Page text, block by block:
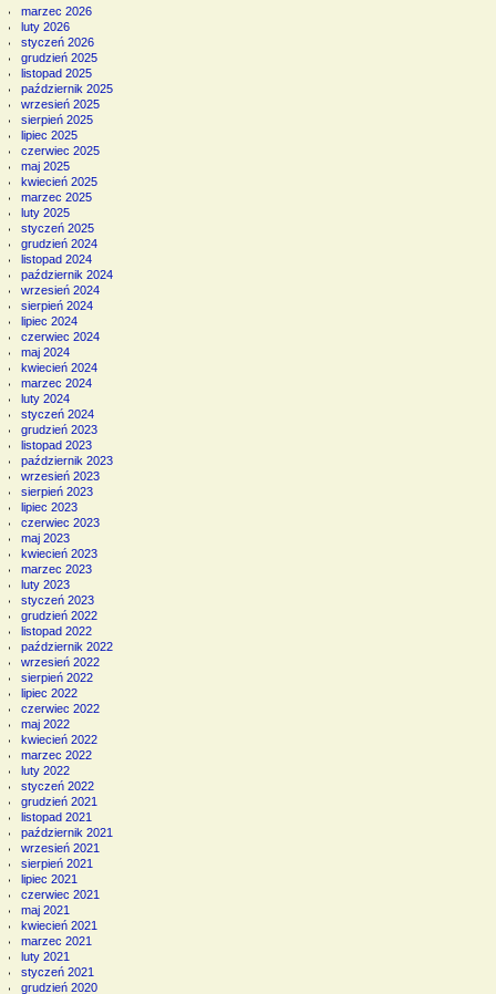
marzec 2026
luty 2026
styczeń 2026
grudzień 2025
listopad 2025
październik 2025
wrzesień 2025
sierpień 2025
lipiec 2025
czerwiec 2025
maj 2025
kwiecień 2025
marzec 2025
luty 2025
styczeń 2025
grudzień 2024
listopad 2024
październik 2024
wrzesień 2024
sierpień 2024
lipiec 2024
czerwiec 2024
maj 2024
kwiecień 2024
marzec 2024
luty 2024
styczeń 2024
grudzień 2023
listopad 2023
październik 2023
wrzesień 2023
sierpień 2023
lipiec 2023
czerwiec 2023
maj 2023
kwiecień 2023
marzec 2023
luty 2023
styczeń 2023
grudzień 2022
listopad 2022
październik 2022
wrzesień 2022
sierpień 2022
lipiec 2022
czerwiec 2022
maj 2022
kwiecień 2022
marzec 2022
luty 2022
styczeń 2022
grudzień 2021
listopad 2021
październik 2021
wrzesień 2021
sierpień 2021
lipiec 2021
czerwiec 2021
maj 2021
kwiecień 2021
marzec 2021
luty 2021
styczeń 2021
grudzień 2020